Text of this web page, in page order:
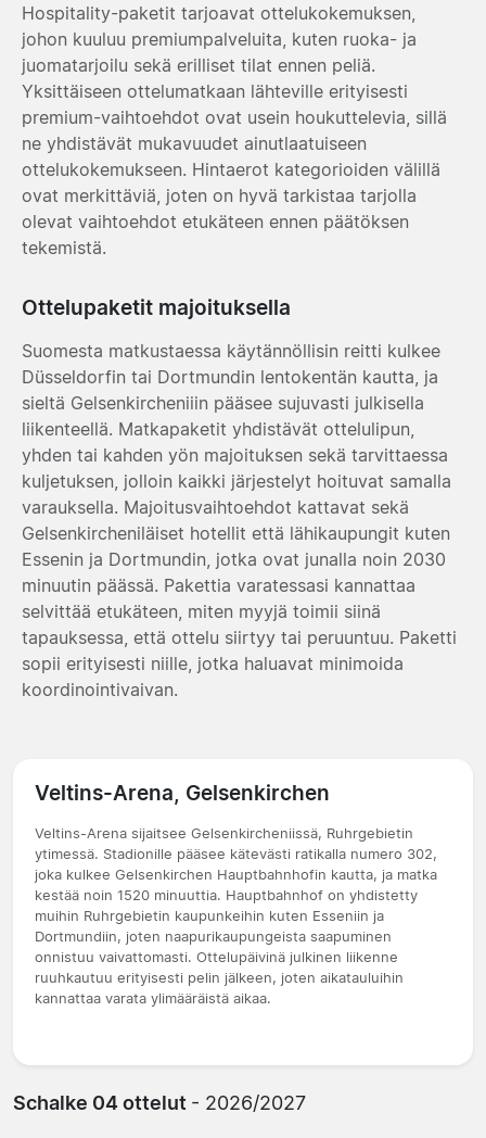
Hospitality-paketit tarjoavat ottelukokemuksen,
johon kuuluu premiumpalveluita, kuten ruoka- ja
juomatarjoilu sekä erilliset tilat ennen peliä.
Yksittäiseen ottelumatkaan lähteville erityisesti
premium-vaihtoehdot ovat usein houkuttelevia, sillä
ne yhdistävät mukavuudet ainutlaatuiseen
ottelukokemukseen. Hintaerot kategorioiden välillä
ovat merkittäviä, joten on hyvä tarkistaa tarjolla
olevat vaihtoehdot etukäteen ennen päätöksen
tekemistä.
Ottelupaketit majoituksella
Suomesta matkustaessa käytännöllisin reitti kulkee
Düsseldorfin tai Dortmundin lentokentän kautta, ja
sieltä Gelsenkircheniiin pääsee sujuvasti julkisella
liikenteellä. Matkapaketit yhdistävät ottelulipun,
yhden tai kahden yön majoituksen sekä tarvittaessa
kuljetuksen, jolloin kaikki järjestelyt hoituvat samalla
varauksella. Majoitusvaihtoehdot kattavat sekä
Gelsenkircheniläiset hotellit että lähikaupungit kuten
Essenin ja Dortmundin, jotka ovat junalla noin 2030
minuutin päässä. Pakettia varatessasi kannattaa
selvittää etukäteen, miten myyjä toimii siinä
tapauksessa, että ottelu siirtyy tai peruuntuu. Paketti
sopii erityisesti niille, jotka haluavat minimoida
koordinointivaivan.
Veltins-Arena, Gelsenkirchen
Veltins-Arena sijaitsee Gelsenkircheniissä, Ruhrgebietin
ytimessä. Stadionille pääsee kätevästi ratikalla numero 302,
joka kulkee Gelsenkirchen Hauptbahnhofin kautta, ja matka
kestää noin 1520 minuuttia. Hauptbahnhof on yhdistetty
muihin Ruhrgebietin kaupunkeihin kuten Esseniin ja
Dortmundiin, joten naapurikaupungeista saapuminen
onnistuu vaivattomasti. Ottelupäivinä julkinen liikenne
ruuhkautuu erityisesti pelin jälkeen, joten aikatauluihin
kannattaa varata ylimääräistä aikaa.
Schalke 04 ottelut - 2026/2027